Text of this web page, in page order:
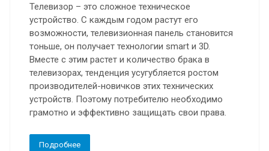
Телевизор – это сложное техническое
устройство. С каждым годом растут его
возможности, телевизионная панель становится
тоньше, он получает технологии smart и 3D.
Вместе с этим растет и количество брака в
телевизорах, тенденция усугубляется ростом
производителей-новичков этих технических
устройств. Поэтому потребителю необходимо
грамотно и эффективно защищать свои права.
Подробнее